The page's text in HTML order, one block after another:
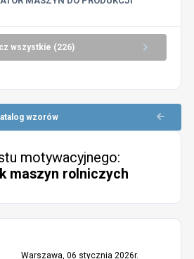
wszystkie (226)
wzorów
motywacyjnego:
maszyn rolniczych
Warszawa, 06 stycznia 2026r.